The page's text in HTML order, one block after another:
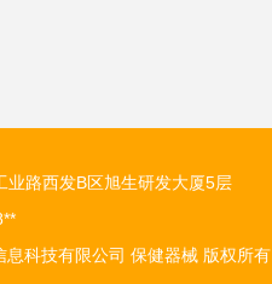
路西发B区旭生研发大厦5层
息科技有限公司 保健器械版权所有